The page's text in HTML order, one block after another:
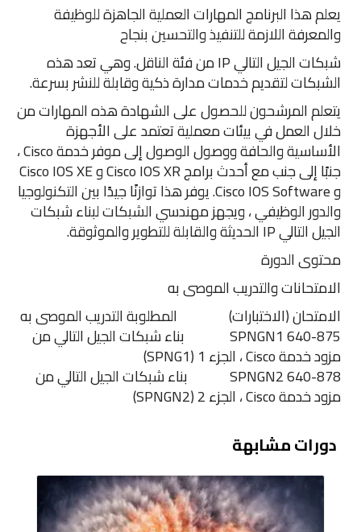
يعلم هذا البرنامج المهارات العملية الجاهزة للوظيفة
والمعرفة اللازمة للتنفيذ والتحسين بنجاح
شبكات الجيل التالي IP من فئة الناقل. وهي تعد هذه
الشبكات لتقديم خدمات مدارة ذكية وقابلة للنشر بسرعة.
يتعلم المرشحون للحصول على الشهادة هذه المهارات من
خلال العمل في بيئات معملية تعتمد على الأجهزة
الأساسية والحافة ووصول الوصول إلى موفر خدمة Cisco ،
جنبًا إلى جنب مع أحدث برامج Cisco IOS XR و Cisco IOS XE
و Cisco IOS Software. يوفر هذا توازنًا جيدًا بين التكنولوجيا
والدور الوظيفي ، ويجهز مهندسي الشبكات لبناء شبكات
الجيل التالي IP الحديثة والقابلة للتطوير والموثوقة.
محتوى الدورة
الامتحانات والتدريب الموصى به
الامتحان (الاختبارات) المطلوبة التدريب الموصى به
640-875 SPNGN1 بناء شبكات الجيل التالي من
مزود خدمة Cisco ، الجزء 1 (SPNG1)
640-878 SPNGN2 بناء شبكات الجيل التالي من
مزود خدمة Cisco ، الجزء 2 (SPNGN2)
دورات مشابهة